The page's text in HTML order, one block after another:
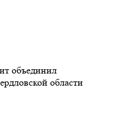
объединил
области